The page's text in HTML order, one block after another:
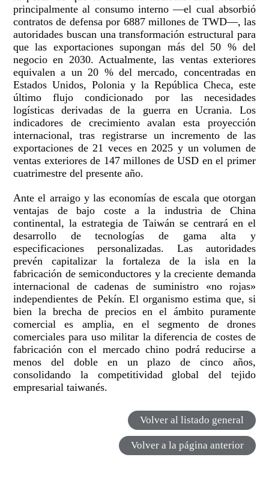
principalmente al consumo interno —el cual absorbió
contratos de defensa por 6887 millones de TWD—, las
autoridades buscan una transformación estructural para
que las exportaciones supongan más del 50 % del
negocio en 2030. Actualmente, las ventas exteriores
equivalen a un 20 % del mercado, concentradas en
Estados Unidos, Polonia y la República Checa, este
último flujo condicionado por las necesidades
logísticas derivadas de la guerra en Ucrania. Los
indicadores de crecimiento avalan esta proyección
internacional, tras registrarse un incremento de las
exportaciones de 21 veces en 2025 y un volumen de
ventas exteriores de 147 millones de USD en el primer
cuatrimestre del presente año.
Ante el arraigo y las economías de escala que otorgan
ventajas de bajo coste a la industria de China
continental, la estrategia de Taiwán se centrará en el
desarrollo de tecnologías de gama alta y
especificaciones personalizadas. Las autoridades
prevén capitalizar la fortaleza de la isla en la
fabricación de semiconductores y la creciente demanda
internacional de cadenas de suministro «no rojas»
independientes de Pekín. El organismo estima que, si
bien la brecha de precios en el ámbito puramente
comercial es amplia, en el segmento de drones
comerciales para uso militar la diferencia de costes de
fabricación con el mercado chino podrá reducirse a
menos del doble en un plazo de cinco años,
consolidando la competitividad global del tejido
empresarial taiwanés.
Volver al listado general
Volver a la página anterior